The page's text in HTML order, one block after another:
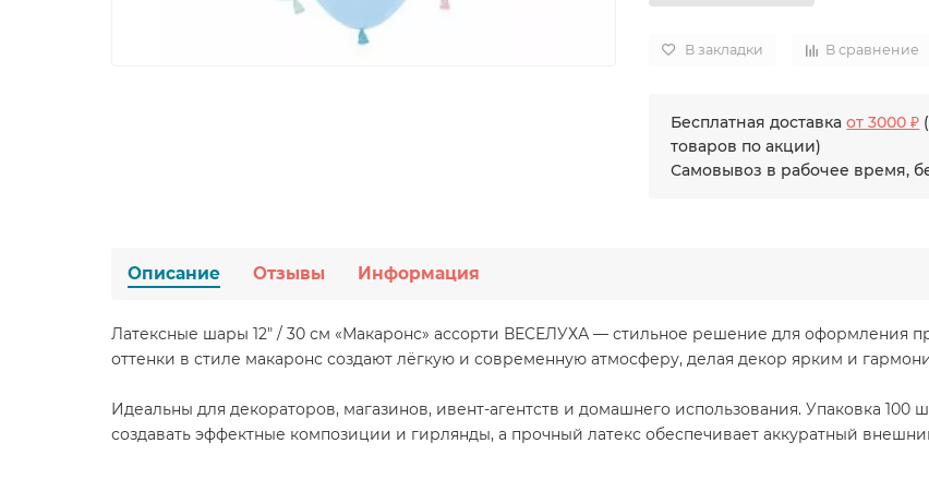
В закладки В сравнение
Бесплатная доставкаот 3000 ₽
товаров по акции)
Самовывоз в рабочее время,
Описание Отзывы Информация
Латексные шары 12" / 30 см «Макаронс» ассорти ВЕСЕЛУХА — стильное решение для оформления
оттенки в стиле макаронс создают лёгкую и современную атмосферу, делая декор ярким и
Идеальны для декораторов, магазинов, ивент-агентств и домашнего использования. Упаковка 100
создавать эффектные композиции и гирлянды, а прочный латекс обеспечивает аккуратный